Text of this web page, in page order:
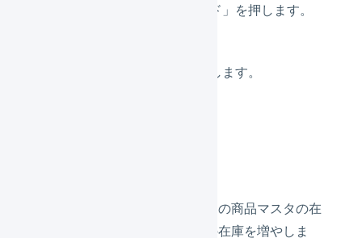
スの「加工指示コード」を押します。
」を押します。
「作業を確定」を押すと、特定の商品マスタの在
庫を減らし、別の商品マスタの在庫を増やしま